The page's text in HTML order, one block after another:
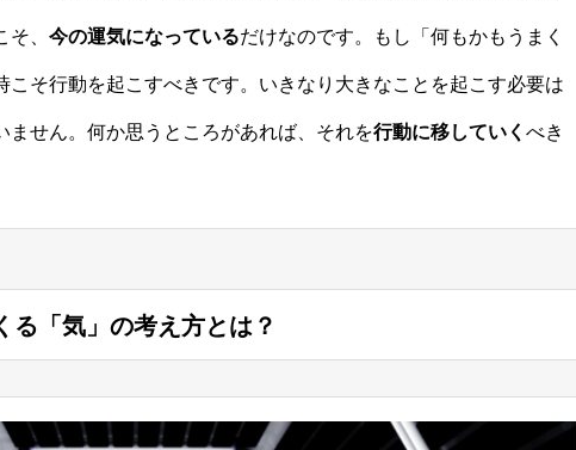
、 今の運気になっているだけなのです。もし「何もかもうまく
こそ行動を起こすべきです。いきなり大きなことを起こす必要は
せん。何か思うところがあれば、それを行動に移していく べき
る「気」の考え方とは？